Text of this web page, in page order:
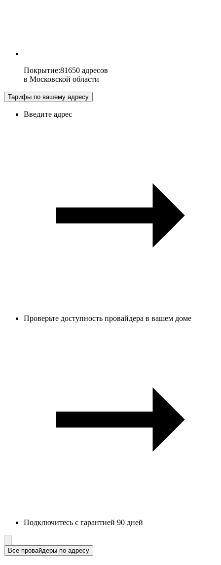
Покрытие:81650 адресов
в Московской области
Тарифы по вашему адресу
Введите адрес
Проверьте доступность провайдера в вашем доме
Подключитесь с гарантией 90 дней
Все провайдеры по адресу